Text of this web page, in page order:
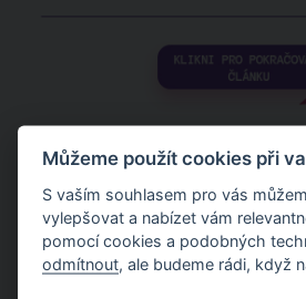
Můžeme použít cookies při
S vaším souhlasem pro vás
vylepšovat a nabízet vám
pomocí cookies a podobných
odmítnout, ale budeme rádi, když